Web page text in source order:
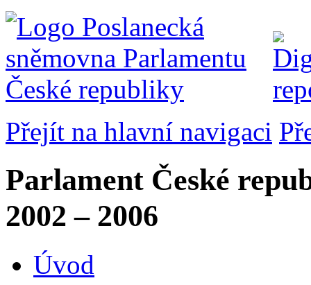
Přejít na hlavní navigaci
Parlament České
2002 – 2006
Úvod